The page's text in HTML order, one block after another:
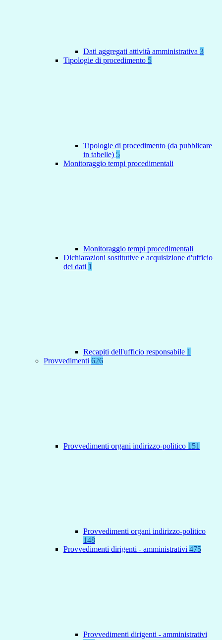
Dati aggregati attività amministrativa 3
Tipologie di procedimento 5
Tipologie di procedimento (da pubblicare
in tabelle) 5
Monitoraggio tempi procedimentali
Monitoraggio tempi procedimentali
Dichiarazioni sostitutive e acquisizione d'ufficio
dei dati 1
Recapiti dell'ufficio responsabile 1
Provvedimenti 626
Provvedimenti organi indirizzo-politico 151
Provvedimenti organi indirizzo-politico
148
Provvedimenti dirigenti - amministrativi 475
Provvedimenti dirigenti - amministrativi